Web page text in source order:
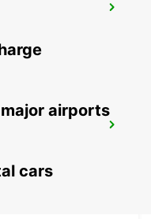
airports
cars